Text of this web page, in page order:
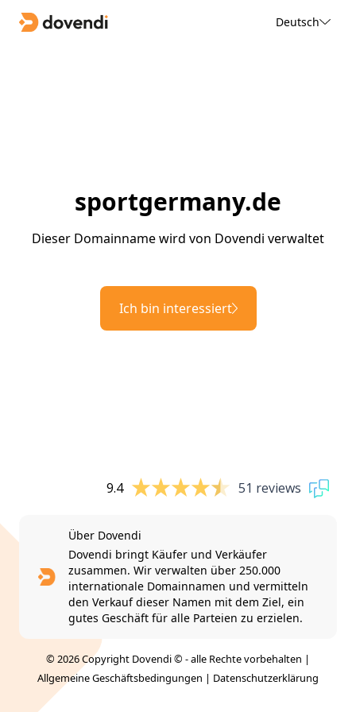
Deutsch
sportgermany.de
Dieser Domainname wird von Dovendi verwaltet
Ich bin interessiert
9.4 51 reviews
Über Dovendi
Dovendi bringt Käufer und Verkäufer
zusammen. Wir verwalten über 250.000
internationale Domainnamen und vermitteln
den Verkauf dieser Namen mit dem Ziel, ein
gutes Geschäft für alle Parteien zu erzielen.
© 2026 Copyright Dovendi © - alle Rechte vorbehalten |
Allgemeine Geschäftsbedingungen | Datenschutzerklärung